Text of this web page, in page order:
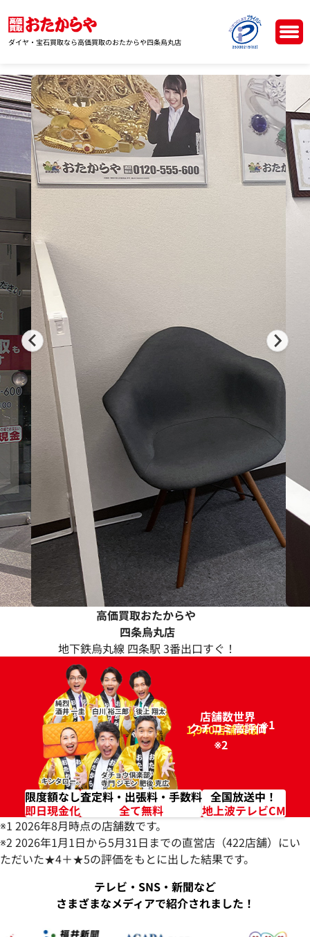
ダイヤ・宝石買取なら高価買取のおたからや四条烏丸店
高価買取おたからや
四条烏丸店
地下鉄烏丸線 四条駅 3番出口すぐ！
店舗数世界
1,940店舗突破！
※1
クチコミ高評価
96.2%
※2
限度額なし
即日現金化
査定料・出張料・手数料
全て無料
全国放送中！
地上波テレビCM
※1 2026年8月時点の店舗数です。
※2 2026年1月1日から5月31日までの直営店（422店舗）にい
ただいた★4＋★5の評価をもとに出した結果です。
テレビ・SNS・新聞など
さまざまなメディアで紹介されました！